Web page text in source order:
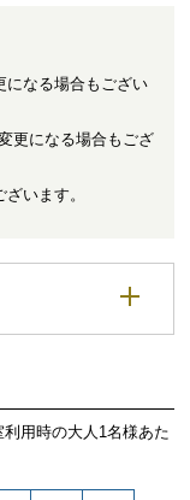
になる場合もござい
更になる場合もござ
います。
用時の大人1名様あた